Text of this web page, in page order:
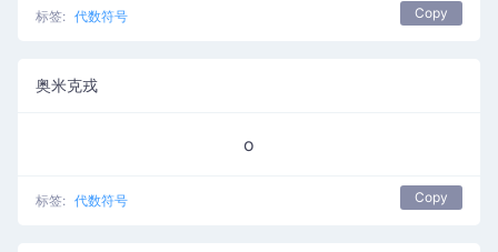
标签: 代数符号 Copy
奥米克戎
ο
标签: 代数符号 Copy